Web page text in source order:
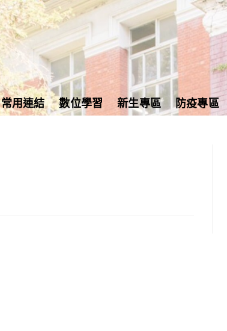
常用連結 數位學習 新生專區 防疫專區